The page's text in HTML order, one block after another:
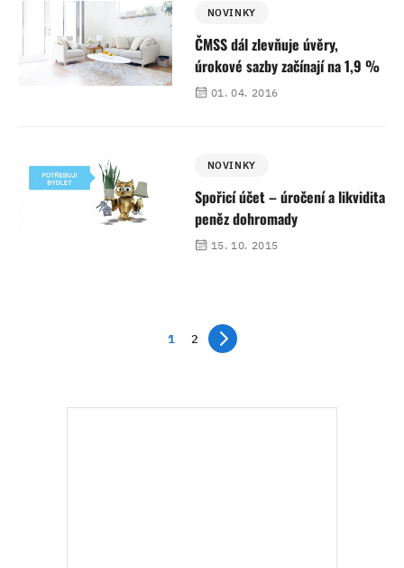
NOVINKY
ČMSS dál zlevňuje úvěry,
úrokové sazby začínají na 1,9 %
01. 04. 2016
NOVINKY
Spořicí účet – úročení a likvidita
peněz dohromady
15. 10. 2015
1 2